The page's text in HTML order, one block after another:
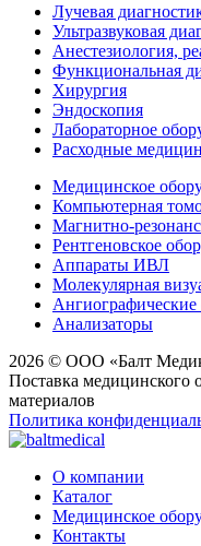
Лучевая
Ультразвуковая
Анестезиология,
Функциональная
Хирургия
Эндоскопия
Лабораторное
Расходные
Медицинское
Компьютерная
Магнитно-
Рентгеновское
Аппараты ИВЛ
Молекулярная
Анализаторы
2026 © ООО «Балт
Поставка медицинского
материалов
Политика
О компании
Каталог
Медицинское
Контакты